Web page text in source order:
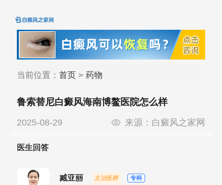
当前位置： 首页> 药物
鲁索替尼白癜风海南博鳌医院怎么样
2025-08-29 来源： 白癜风之家网
医生回答
臧亚丽 主治医师 专科